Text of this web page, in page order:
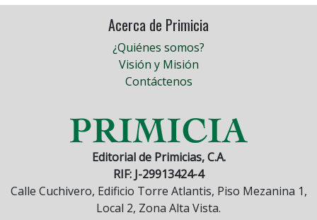
Acerca de Primicia
¿Quiénes somos?
Visión y Misión
Contáctenos
Editorial de Primicias, C.A.
RIF: J-29913424-4
Calle Cuchivero, Edificio Torre Atlantis, Piso Mezanina 1,
Local 2, Zona Alta Vista.